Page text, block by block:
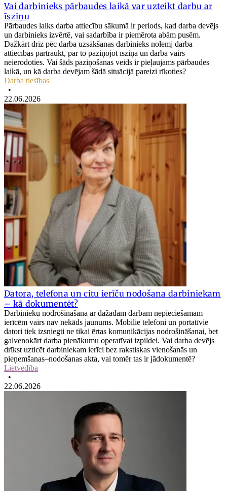
Vai darbinieks pārbaudes laikā var uzteikt darbu ar
īsziņu
Pārbaudes laiks darba attiecību sākumā ir periods, kad darba devējs
un darbinieks izvērtē, vai sadarbība ir piemērota abām pusēm.
Dažkārt drīz pēc darba uzsākšanas darbinieks nolemj darba
attiecības pārtraukt, par to paziņojot īsziņā un darbā vairs
neierodoties. Vai šāds paziņošanas veids ir pieļaujams pārbaudes
laikā, un kā darba devējam šādā situācijā pareizi rīkoties?
Darba tiesības
•
22.06.2026
Datora, telefona un citu ierīču nodošana darbiniekam
– kā dokumentēt?
Darbinieku nodrošināšana ar dažādām darbam nepieciešamām
ierīcēm vairs nav nekāds jaunums. Mobilie telefoni un portatīvie
datori tiek izsniegti ne tikai ērtas komunikācijas nodrošināšanai, bet
galvenokārt darba pienākumu operatīvai izpildei. Vai darba devējs
drīkst uzticēt darbiniekam ierīci bez rakstiskas vienošanās un
pieņemšanas–nodošanas akta, vai tomēr tas ir jādokumentē?
Lietvedība
•
22.06.2026